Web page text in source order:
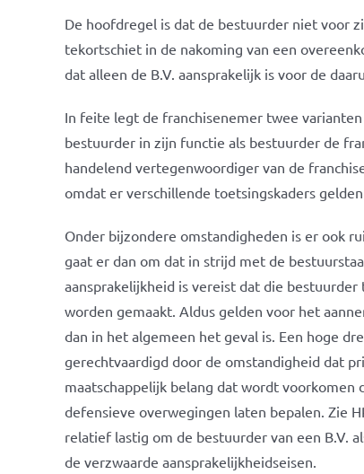
De hoofdregel is dat de bestuurder niet voor
tekortschiet in de nakoming van een
dat alleen de B.V. aansprakelijk is voor de
In feite legt de franchisenemer twee
bestuurder in zijn functie als bestuurder de
handelend vertegenwoordiger van de
omdat er verschillende toetsingskaders
Onder bijzondere omstandigheden is er ook
gaat er dan om dat in strijd met de
aansprakelijkheid is vereist dat die
worden gemaakt. Aldus gelden voor het
dan in het algemeen het geval is. Een hoge
gerechtvaardigd door de omstandigheid dat
maatschappelijk belang dat wordt
defensieve overwegingen laten bepalen. Zie
relatief lastig om de bestuurder van een B.V.
de verzwaarde aansprakelijkheidseisen.